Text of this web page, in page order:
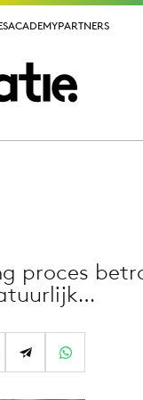
ACADEMYPARTNERS
ACADEMYPARTNERS
proces